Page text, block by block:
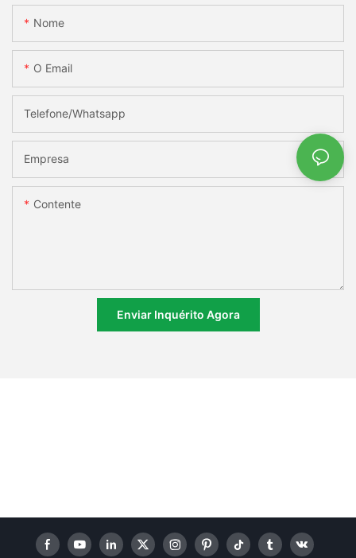
Nome
O Email
Telefone/whatsapp
Empresa
Contente
Enviar Inquérito Agora